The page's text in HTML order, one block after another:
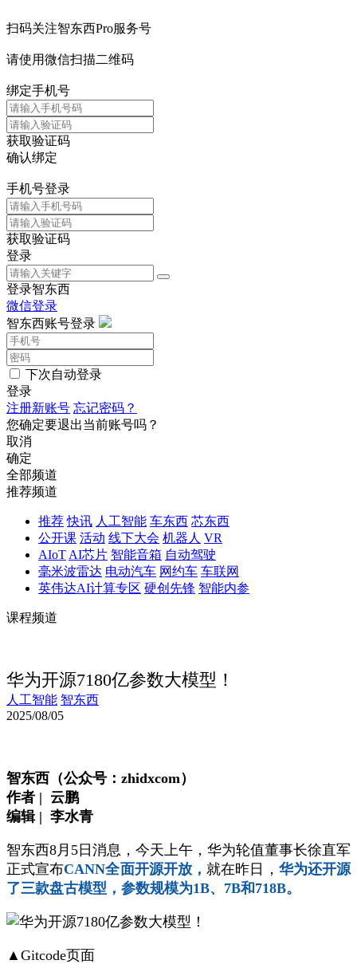
扫码关注智东西Pro服务号
请使用微信扫描二维码
绑定手机号
获取验证码
确认绑定
手机号登录
获取验证码
登录
登录智东西
微信登录
智东西账号登录
下次自动登录
登录
注册新账号 忘记密码？
您确定要退出当前账号吗？
取消
确定
全部频道
推荐频道
推荐 快讯 人工智能 车东西 芯东西
公开课 活动 线下大会 机器人 VR
AIoT AI芯片 智能音箱 自动驾驶
毫米波雷达 电动汽车 网约车 车联网
英伟达AI计算专区 硬创先锋 智能内参
课程频道
华为开源7180亿参数大模型！
人工智能 智东西
2025/08/05
智东西（公众号：zhidxcom）
作者 | 云鹏
编辑 | 李水青
智东西8月5日消息，今天上午，华为轮值董事长徐直军
正式宣布CANN全面开源开放，就在昨日， 华为还开源
了三款盘古模型，参数规模为1B、7B和718B。
▲Gitcode页面